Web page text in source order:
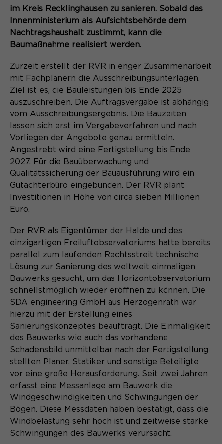
Webseite. Diese Basis-Cookies sind
unerlässlich, damit Ihr Besuch auf der
Website angenehm und flüssig wird:
Sie ermöglichen es der Website, Sie
offen zu halten. Es speichert bei
einem Benutzer-Login für einen
geschlossenen Bereich die Benutzer-
ID als verschlüsselten Wert (sog.
"hash-Wert") zum entsprechenden
Datenbankeintrag des Nutzers.
Name PHPSESSID
Session-Cookies
gelöscht.
PHPs Standard Sitzungs- Identifikation
(Formulare).
Name be_typo_user
Anbieter TYPO3
Zweck
Dieser Cookie teilt der Webseite mit,
ob ein Besucher im Typo3-Backend
angemeldet ist und die Rechte besitzt
diese zu verwalten.
Name _pk_id*
Anbieter Matomo
Zweck
Dient zur anonymen
Wiedererkennung eines Besuchers.
Name _pk_ses*
Anbieter Matomo
Laufzeit 30 Minuten
Zweck
Speichert vorübergehend Daten der
Name _pk_ref.*
Anbieter Matomo
Laufzeit
Zweck Speichert die Herkunft des Besuchers.
Name MATOMO_SESSID
Anbieter Matomo
Laufzeit Sitzung
Zweck
Temporäre Session-ID, ohne
Cookie-Informationen
Aktivierung Mehrsprachigkeit
Übersetzung der Website-Inhalte durch GTranslate.
Anbieter GTranslate Inc.
Laufzeit 1 Jahr
Zweck
Speichert die vom Nutzer gewählte
Sprache für die automatische
Übersetzung der Website.
Cookie-Informationen
im Kreis Recklinghausen zu sanieren. Sobald das
Innenministerium als Aufsichtsbehörde dem
Nachtragshaushalt zustimmt, kann die
Baumaßnahme realisiert werden.
Zurzeit erstellt der RVR in enger Zusammenarbeit
mit Fachplanern die Ausschreibungsunterlagen.
Ziel ist es, die Bauleistungen bis Ende 2025
auszuschreiben. Die Auftragsvergabe ist abhängig
vom Ausschreibungsergebnis. Die Bauzeiten
lassen sich erst im Vergabeverfahren und nach
Vorliegen der Angebote genau ermitteln.
Angestrebt wird eine Fertigstellung bis Ende
2027. Für die Bauüberwachung und
Qualitätssicherung der Bauausführung wird ein
Gutachterbüro eingebunden. Der RVR plant
Investitionen in Höhe von circa sieben Millionen
Euro.
Der RVR als Eigentümer der Halde und des
einzigartigen Freiluftobservatoriums hatte bereits
parallel zum laufenden Rechtsstreit technische
Lösung zur Sanierung des weltweit einmaligen
Bauwerks gesucht, um das Horizontobservatorium
schnellstmöglich wieder eröffnen zu können. Die
SDA engineering GmbH aus Herzogenrath war
hierzu mit der Erstellung eines
Sanierungskonzeptes beauftragt. Die Einmaligkeit
des Bauwerks wie auch das vorhandene
Schadensbild unmittelbar nach der Fertigstellung
stellten Planer, Statiker und sonstige Beteiligte
vor eine große Herausforderung. Seit zwei Jahren
erfasst eine Messanlage am Bauwerk die
Windgeschwindigkeiten und Schwingungen der
Bögen. Diese Messdaten haben bestätigt, dass die
Windbelastung sehr hoch ist und zeitweise starke
Schwingungen des Bauwerks verursacht.